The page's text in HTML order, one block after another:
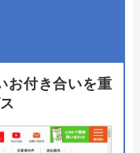
できる業者である
で、見積もりや出
ームを考えている
お付き合いを重